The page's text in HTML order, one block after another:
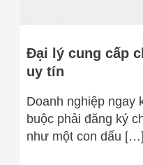
Đại lý cung cấp
uy tín
Doanh nghiệp ngay
buộc phải đăng ký
như một con dấu […]